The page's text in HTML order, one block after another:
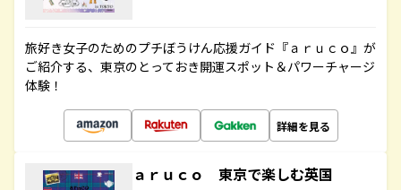
旅好き女子のためのプチぼうけん応援ガイド『ａｒｕｃｏ』が
ご紹介する、東京のとっておき開運スポット＆パワーチャージ
体験！
詳細を見る
ａｒｕｃｏ 東京で楽しむ英国